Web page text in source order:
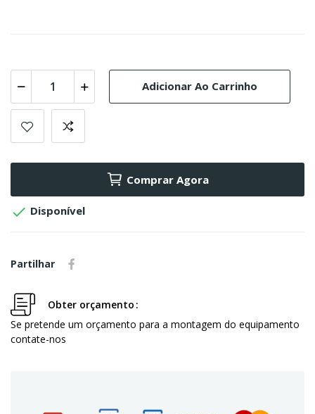
Adicionar Ao Carrinho
Comprar Agora
 Disponível
Partilhar
Obter orçamento
Se pretende um orçamento para a montagem do equipamento
contate-nos